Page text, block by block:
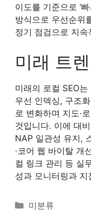
이도를 기준으로 ‘
방식으로 우선순위
정기 점검으로 지
미래 트
미래의 로컬 SEO
우선 인덱싱, 구조
로 변화하며 지도·
것입니다. 이에 대
NAP 일관성 유지,
·코어 웹 바이탈 개
컬 링크 관리 등 실
성과 모니터링과
카
미분류